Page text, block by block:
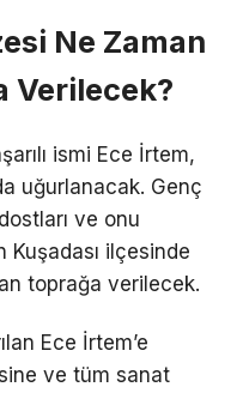
Ne Zaman
Verilecek?
ismi Ece İrtem,
uğurlanacak. Genç
ve onu
Kuşadası ilçesinde
toprağa verilecek.
Ece İrtem’e
ve tüm sanat